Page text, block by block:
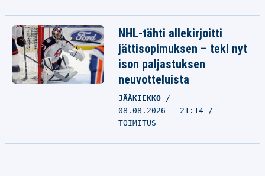
NHL-tähti allekirjoitti
jättisopimuksen – teki nyt
ison paljastuksen
neuvotteluista
JÄÄKIEKKO
08.08.2026 - 21:14
TOIMITUS